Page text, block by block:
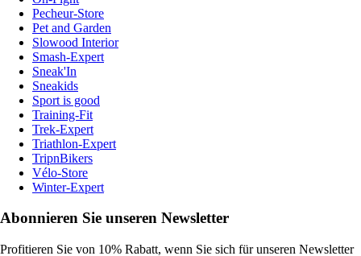
Pecheur-Store
Pet and Garden
Slowood Interior
Smash-Expert
Sneak'In
Sneakids
Sport is good
Training-Fit
Trek-Expert
Triathlon-Expert
TripnBikers
Vélo-Store
Winter-Expert
Abonnieren Sie unseren Newsletter
Profitieren Sie von 10% Rabatt, wenn Sie sich für unseren Newsletter